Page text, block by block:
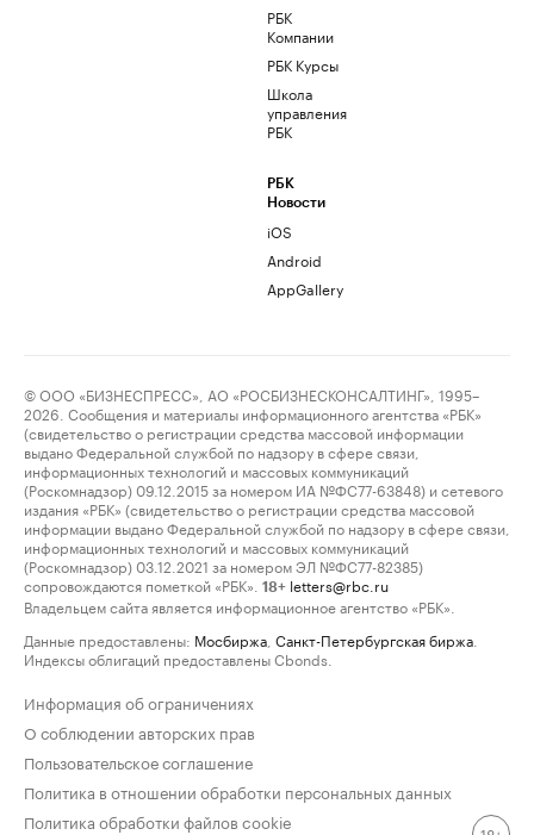
РБК
Компании
РБК Курсы
Школа
управления
РБК
РБК
Новости
iOS
Android
AppGallery
© ООО «БИЗНЕСПРЕСС», АО «РОСБИЗНЕСКОНСАЛТИНГ», 1995–
2026. Сообщения и материалы информационного агентства «РБК»
(свидетельство о регистрации средства массовой информации
выдано Федеральной службой по надзору в сфере связи,
информационных технологий и массовых коммуникаций
(Роскомнадзор) 09.12.2015 за номером ИА №ФС77-63848) и сетевого
издания «РБК» (свидетельство о регистрации средства массовой
информации выдано Федеральной службой по надзору в сфере связи,
информационных технологий и массовых коммуникаций
(Роскомнадзор) 03.12.2021 за номером ЭЛ №ФС77-82385)
сопровождаются пометкой «РБК».
18+ letters@rbc.ru
Владельцем сайта является информационное агентство «РБК».
Данные предоставлены: Мосбиржа Санкт-Петербургская биржа
Индексы облигаций предоставлены Cbonds.
Информация об ограничениях
О соблюдении авторских прав
Пользовательское соглашение
Политика в отношении обработки персональных данных
Политика обработки файлов cookie